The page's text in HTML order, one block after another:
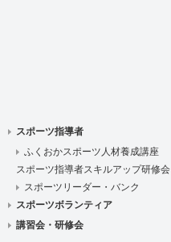
スポーツ指導者
ふくおかスポーツ人材養成講座
スポーツ指導者スキルアップ研修会
スポーツリーダー・バンク
スポーツボランティア
講習会・研修会